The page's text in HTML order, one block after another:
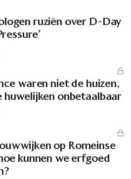
ruziën over D-Day
waren niet de huizen,
huwelijken onbetaalbaar
op Romeinse
kunnen we erfgoed